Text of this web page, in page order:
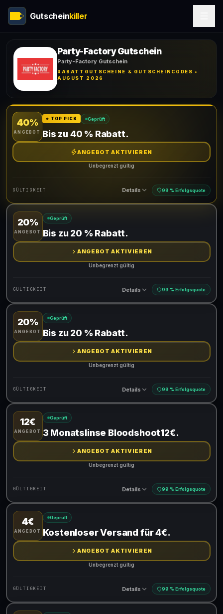
Gutscheinkiller
Party-Factory Gutschein
Party-Factory Gutschein
RABATTGUTSCHEINE & GUTSCHEINCODES •
AUGUST 2026
40%
ANGEBOT
⭐ TOP PICK Geprüft
Bis zu 40 % Rabatt.
ANGEBOT AKTIVIEREN
Unbegrenzt gültig
GÜLTIGKEIT Details 99 % Erfolgsquote
Gültig für teilnehmende Produkte
20%
ANGEBOT
Geprüft
Bis zu 20 % Rabatt.
ANGEBOT AKTIVIEREN
Unbegrenzt gültig
GÜLTIGKEIT Details 99 % Erfolgsquote
Gültig für teilnehmende Produkte
20%
ANGEBOT
Geprüft
Bis zu 20 % Rabatt.
ANGEBOT AKTIVIEREN
Unbegrenzt gültig
GÜLTIGKEIT Details 99 % Erfolgsquote
Gültig für teilnehmende Produkte
12€
ANGEBOT
Geprüft
3 Monatslinse Bloodshoot12€.
ANGEBOT AKTIVIEREN
Unbegrenzt gültig
GÜLTIGKEIT Details 99 % Erfolgsquote
Gültig für teilnehmende Produkte
4€
ANGEBOT
Geprüft
Kostenloser Versand für 4€.
ANGEBOT AKTIVIEREN
Unbegrenzt gültig
GÜLTIGKEIT Details 99 % Erfolgsquote